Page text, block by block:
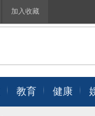
加入收藏
教育 健康